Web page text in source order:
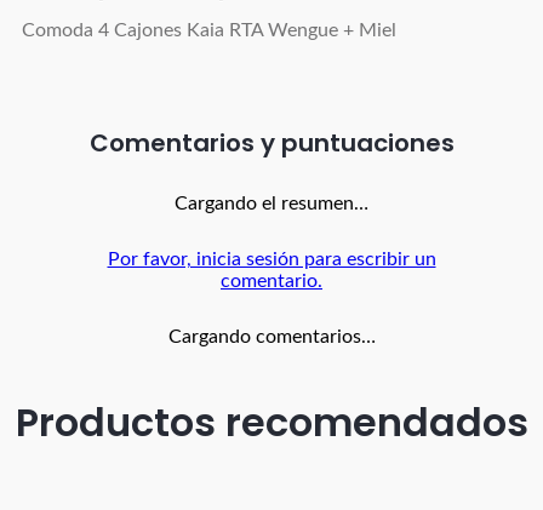
Comoda 4 Cajones Kaia RTA Wengue + Miel
Comentarios
Cargando el resumen…
Por favor, inicia sesión para escribir un
comentario.
Cargando comentarios…
Productos recomendados